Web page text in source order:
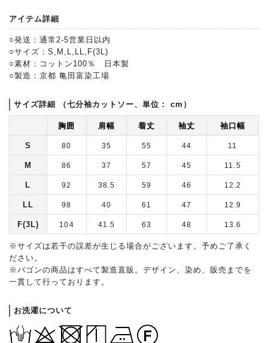
アイテム詳細
○発送：通常2-5営業日以内
○サイズ：S,M,L,LL,F(3L)
○素材：コットン100％ 日本製
○製造：京都 亀田富染工場
サイズ詳細 （七分袖カットソー、単位： cm）
胸囲 肩幅 着丈 袖丈 袖口幅
S 80 35 55 44 11
M 86 37 57 45 11.5
L 92 38.5 59 46 12.2
LL 98 40 61 47 12.9
F(3L) 104 41.5 63 48 13.6
※サイズは若干の誤差が生じる場合がございます。予めご了承く
ださい。
※パゴンの商品はすべて製造直販。デザイン、染め、販売までを
一貫して行っております。
お洗濯について